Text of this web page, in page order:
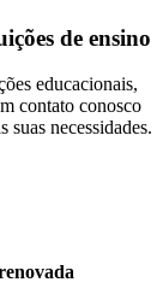
de ensino
educacionais,
contato conosco
suas necessidades.